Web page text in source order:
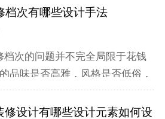
盯紧装修，这样才能保证装修质
档次有哪些设计手法
档次的问题并不完全局限于花钱
品味是否高雅，风格是否低俗，
字楼装修的装修要素。比如空
整体风格和室内装修。
修设计有哪些设计元素如何设